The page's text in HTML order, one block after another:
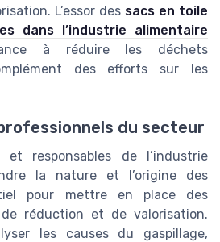
L’essor des sacs en toile
dans l’industrie alimentaire
à réduire les déchets
des efforts sur les
du secteur
responsables de l’industrie
la nature et l’origine des
pour mettre en place des
réduction et de valorisation.
les causes du gaspillage,